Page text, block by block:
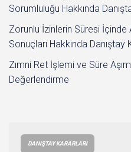
Sorumluluğu Hakkında
Zorunlu İzinlerin Süresi İçinde
Sonuçları Hakkında Danıştay
Zımni Ret İşlemi ve Süre
Değerlendirme
DANIŞTAY KARARLARI